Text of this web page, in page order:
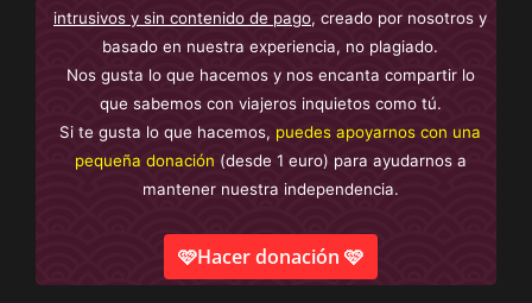
intrusivos y sin contenido de pago, creado por nosotros y
basado en nuestra experiencia, no plagiado.
Nos gusta lo que hacemos y nos encanta compartir lo
que sabemos con viajeros inquietos como tú.
Si te gusta lo que hacemos, puedes apoyarnos con una
pequeña donación (desde 1 euro) para ayudarnos a
mantener nuestra independencia.
🩷Hacer donación 🩷